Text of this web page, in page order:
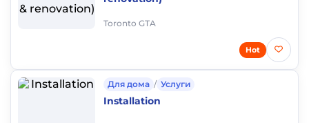
Toronto GTA
Hot
Для дома / Услуги
Installation